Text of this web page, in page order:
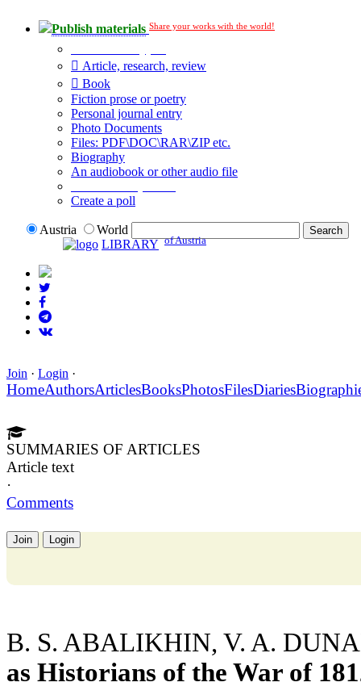
Publish materials Share your works with the world!
Article, research, review
Book
Fiction prose or poetry
Personal journal entry
Photo Documents
Files: PDF\DOC\RAR\ZIP etc.
Biography
An audiobook or other audio file
Create a poll
Austria
World
LIBRARY of Austria
Join · Login ·
HomeAuthorsArticlesBooksPhotosFilesDiaries
SUMMARIES OF ARTICLES
Article text
·
Comments
Join Login
B. S. ABALIKHIN, V. A.
as Historians of the War of